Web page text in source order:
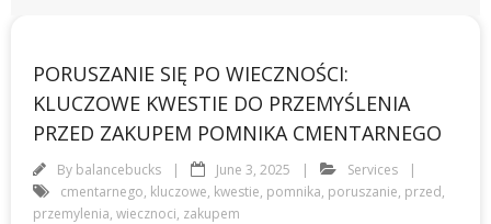
PORUSZANIE SIĘ PO WIECZNOŚCI:
KLUCZOWE KWESTIE DO PRZEMYŚLENIA
PRZED ZAKUPEM POMNIKA CMENTARNEGO
By balancebucks June 3, 2025
Services
cmentarnego, kluczowe, kwestie, pomnika, poruszanie, przed,
przemylenia, wiecznoci, zakupem